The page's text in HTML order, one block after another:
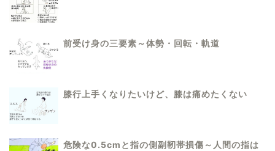
前受け身の三要素～体勢・回転・軌道
膝行上手くなりたいけど、膝は痛めたくない
危険な0.5cmと指の側副靭帯損傷～人間の指は